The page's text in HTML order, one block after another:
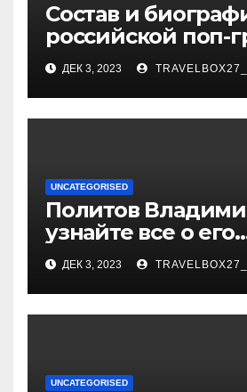
Состав и
российской поп-
«Иванушки
— история успеха,
и судьбы
ДЕК 3, 2023 TRAVELBOX27_
UNCATEGORISED
Политов
узнайте все о его
биографии,
впечатляющих
достижениях!
ДЕК 3, 2023 TRAVELBOX27_
UNCATEGORISED